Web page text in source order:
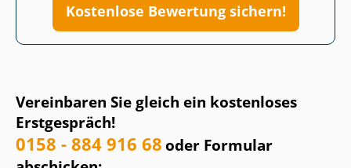
Vereinbaren Sie gleich ein kostenloses
Erstgespräch!
0158 - 884 916 68oder Formular
Kostenlose Bewertung sichern!